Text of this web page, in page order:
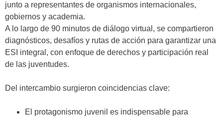
junto a representantes de organismos internacionales,
gobiernos y academia.
A lo largo de 90 minutos de diálogo virtual, se compartieron
diagnósticos, desafíos y rutas de acción para garantizar una
ESI integral, con enfoque de derechos y participación real
de las juventudes.
Del intercambio surgieron coincidencias clave:
El protagonismo juvenil es indispensable para